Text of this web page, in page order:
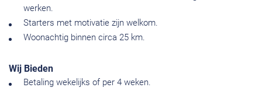
werken.
Starters met motivatie zijn welkom.
Woonachtig binnen circa 25 km.
Wij Bieden
Betaling wekelijks of per 4 weken.